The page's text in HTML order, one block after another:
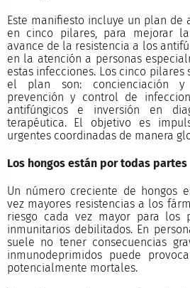
Este manifiesto incluye un plan de
en cinco pilares, para mejorar
avance de la resistencia a los
en la atención a personas
estas infecciones. Los cinco pilares
el plan son: concienciación y
prevención y control de
antifúngicos e inversión en
terapéutica. El objetivo es
urgentes coordinadas de manera
Los hongos están por todas partes
Un número creciente de hongos
vez mayores resistencias a los
riesgo cada vez mayor para los
inmunitarios debilitados. En
suele no tener consecuencias
inmunodeprimidos puede
potencialmente mortales.